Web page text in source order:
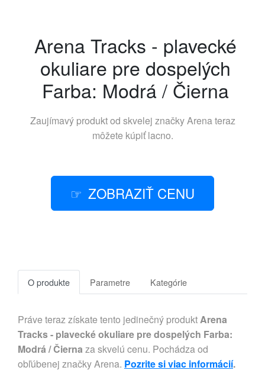
Arena Tracks - plavecké
okuliare pre dospelých
Farba: Modrá / Čierna
Zaujímavý produkt od skvelej značkyArenateraz
môžete kúpiť lacno.
ZOBRAZIŤ CENU
O produkte Parametre Kategórie
Práve teraz získate tento jedinečný produktArena
Tracks - plavecké okuliare pre dospelých Farba:
Modrá / Čierna za skvelú cenu. Pochádza od
obľúbenej značky Arena. Pozrite si viac informácií.